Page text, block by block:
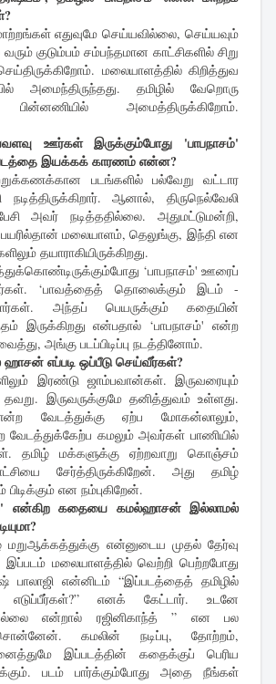
எதுவுமே செய்யவில்லை, செய்யவும்
வரும் குடும்பம் சம்பந்தமான காட்சிகளில் சிறு
மலையாளத்தில் கிறித்துவ
அமைந்திருந்தது. தமிழில் வேறொரு
பின்னணியில் அமைத்திருக்கிறோம்.
ஊர்கள் இருக்கும்போது 'பாபநாசம்'
இயக்கக் காரணம் என்ன?
படங்களில் பல்வேறு வட்டார
ஆனால், திருநெல்வேலி
அவர் நடித்ததில்லை. அதுமட்டுமன்றி,
மலையாளம், தெலுங்கு, இந்தி என
தயாராகியிருக்கிறது.
‘பாபநாசம்' ஊரைப்
‘பாவத்தைத் தொலைக்கும் இடம் -
அந்தப் பெயருக்கும் கதையின்
இருக்கிறது என்பதால் ‘பாபநாசம்' என்ற
அங்கு படப்பிடிப்பு நடத்தினோம்.
எப்படி ஒப்பீடு செய்வீர்கள்?
இரண்டு ஜாம்பவான்கள். இருவரையும்
இருவருக்குமே தனித்துவம் உள்ளது.
வேடத்துக்கு ஏற்ப மோகன்லாலும்,
வேடத்துக்கேற்ப கமலும் அவர்கள் பாணியில்
தமிழ் மக்களுக்கு ஏற்றவாறு கொஞ்சம்
சேர்த்திருக்கிறேன். அது தமிழ்
பிடிக்கும் என நம்புகிறேன்.
என்கிற கதையை கமல்ஹாசன் இல்லாமல்
மறுஆக்கத்துக்கு என்னுடைய முதல் தேர்வு
மலையாளத்தில் வெற்றி பெற்றபோது
பாலாஜி என்னிடம் “இப்படத்தைத் தமிழில்
எனக் கேட்டார். உடனே
என்றால் ரஜினிகாந்த் ” என பல
கமலின் நடிப்பு, தோற்றம்,
இப்படத்தின் கதைக்குப் பெரிய
படம் பார்க்கும்போது அதை நீங்கள்